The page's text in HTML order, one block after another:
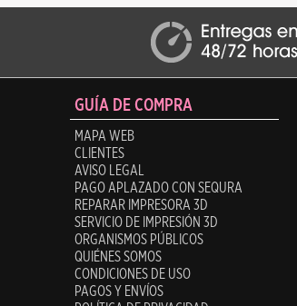
GUÍA DE COMPRA
MAPA WEB
CLIENTES
AVISO LEGAL
PAGO APLAZADO CON SEQURA
REPARAR IMPRESORA 3D
SERVICIO DE IMPRESIÓN 3D
ORGANISMOS PÚBLICOS
QUIÉNES SOMOS
CONDICIONES DE USO
PAGOS Y ENVÍOS